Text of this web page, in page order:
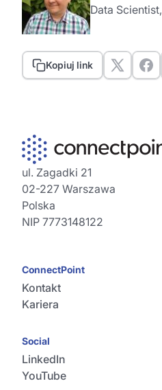
Data
Kopiuj link
ul. Zagadki 21
02-227 Warszawa
Polska
NIP 7773148122
ConnectPoint
Kontakt
Kariera
Social
LinkedIn
YouTube